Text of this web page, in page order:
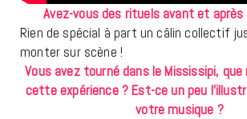
Avez-vous des rituels avant et
Rien de spécial à part un câlin collectif
monter sur scène !
Vous avez tourné dans le Mississipi,
cette expérience ? Est-ce un peu
votre musique ?